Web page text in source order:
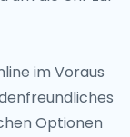
im Voraus
Optionen